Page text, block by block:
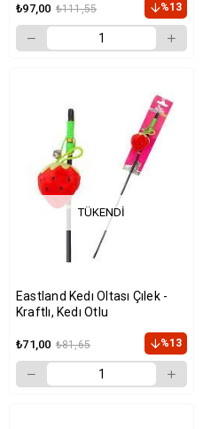
₺97,00 ₺111,55 %13
TÜKENDI
Eastland Kedı Oltası Çılek -
Kraftlı, Kedı Otlu
₺71,00 ₺81,65 %13